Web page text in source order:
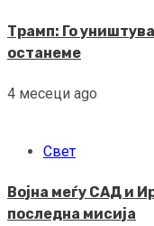
Трамп: Го
останеме
4 месеци ago
Свет
Војна меѓу САД и
последна мисија